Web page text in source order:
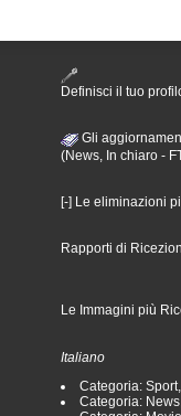
Definisci il tuo
Gli
(News, In chiaro -
[-] Le eliminazioni
Rapporti di
Le Immagini più
Italiano
Categoria:
Categoria: